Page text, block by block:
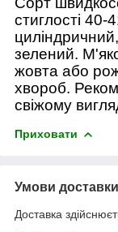
стиглості
зелений.
жовта або
хвороб.
свіжому
Приховати
Умови доставки
Доставка